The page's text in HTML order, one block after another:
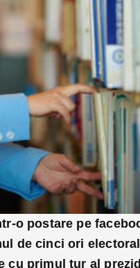
o postare pe
de cinci ori
cu primul tur al